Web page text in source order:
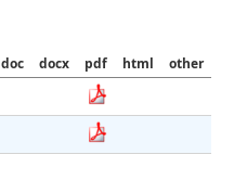
doc docx pdf html
other